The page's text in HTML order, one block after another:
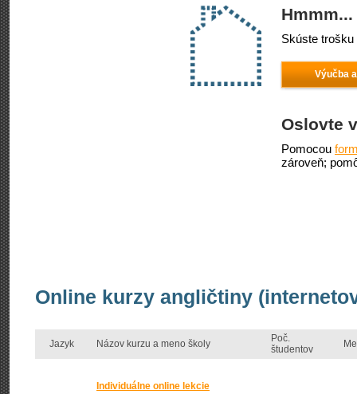
Skúste
Výučba
Oslovte
Pomocou
zároveň;
Online kurzy angličtiny
Jazyk Názov kurzu a meno školy
Poč.
študentov
Individuálne online lekcie